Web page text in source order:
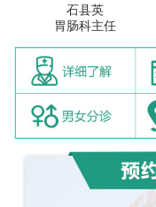
石县英
胃肠科主任